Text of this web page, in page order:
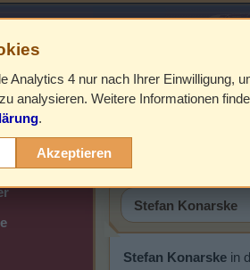
Stefan
Stefan Konarske in
Analytics 4 nur nach Ihrer Einwilligung,
analysieren. Weitere Informationen
.
Akzeptieren